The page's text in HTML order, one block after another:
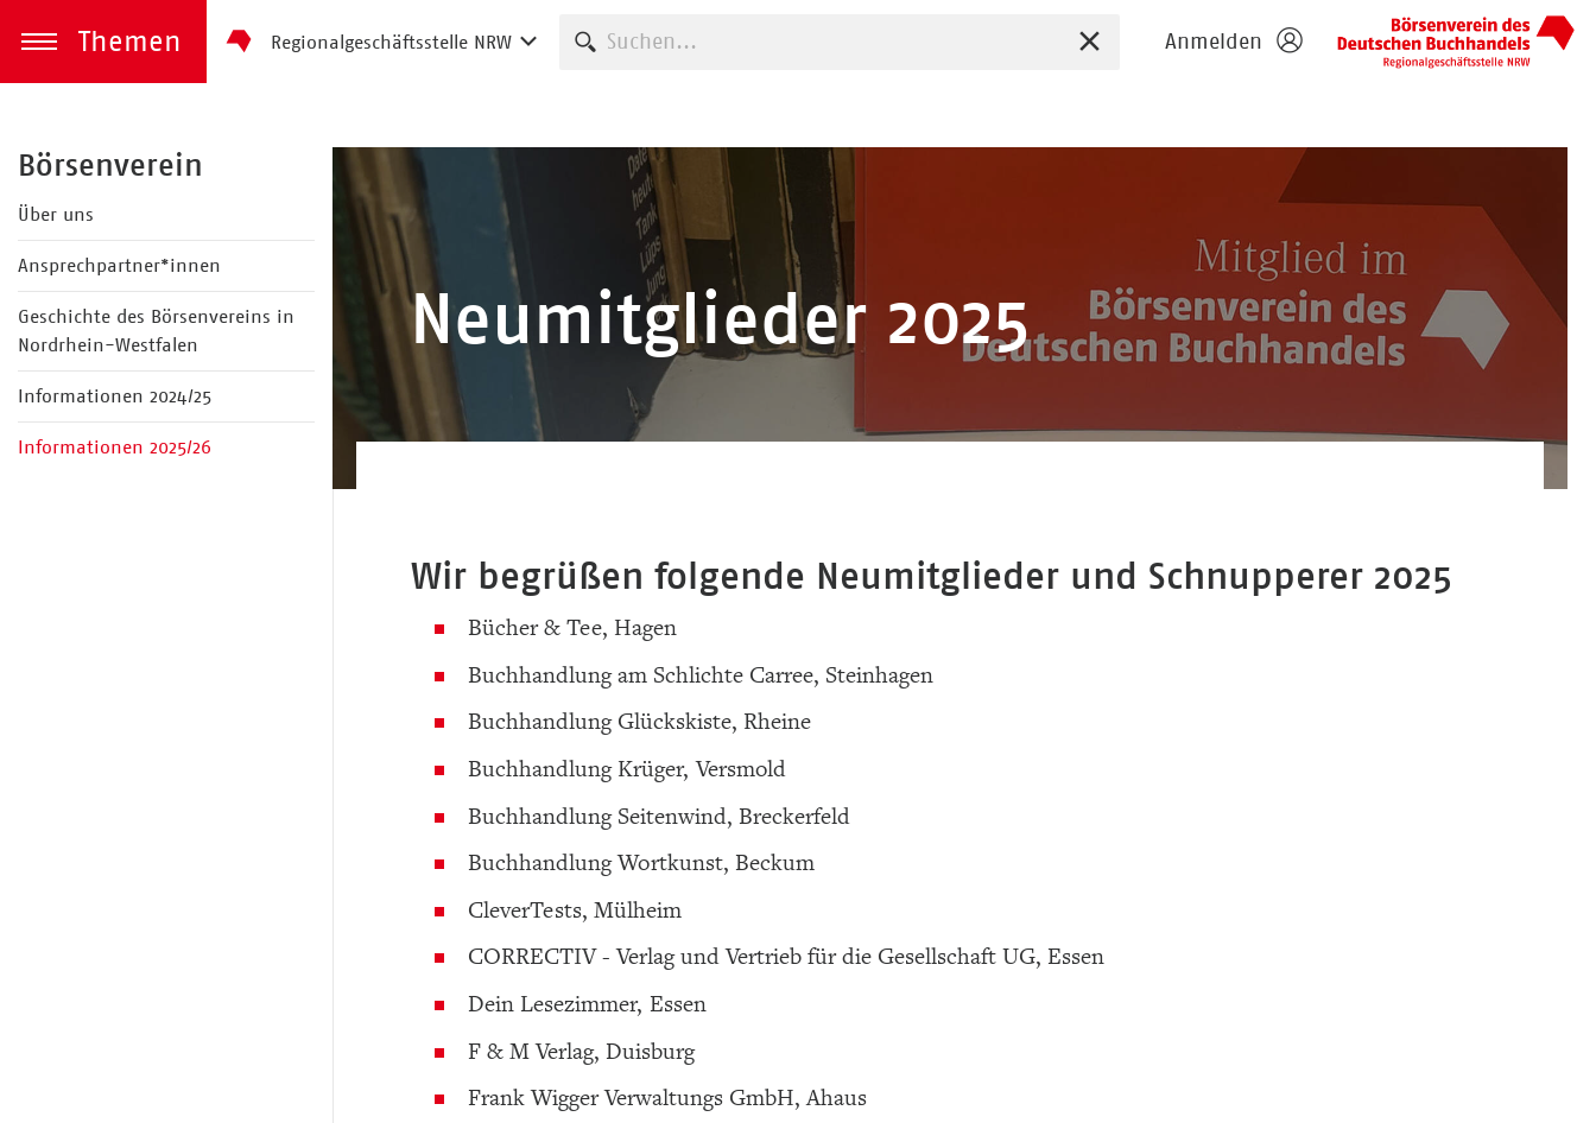
zum Inhalt springen
Themen
Menü öffnen
Regionalgeschäftsstelle NRW Suche starten Sucheingabe zurücksetzen
Anmelden
Börsenverein
Über uns
Ansprechpartner*innen
Geschichte des Börsenvereins in
Nordrhein-Westfalen
Informationen 2024/25
Informationen 2025/26
Neumitglieder 2025
Wir begrüßen folgende Neumitglieder und Schnupperer 2025
Bücher & Tee, Hagen
Buchhandlung am Schlichte Carree, Steinhagen
Buchhandlung Glückskiste, Rheine
Buchhandlung Krüger, Versmold
Buchhandlung Seitenwind, Breckerfeld
Buchhandlung Wortkunst, Beckum
CleverTests, Mülheim
CORRECTIV - Verlag und Vertrieb für die Gesellschaft UG, Essen
Dein Lesezimmer, Essen
F & M Verlag, Duisburg
Frank Wigger Verwaltungs GmbH, Ahaus